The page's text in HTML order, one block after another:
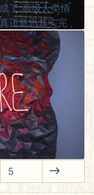
了 高级人类情
正意思其实完
5